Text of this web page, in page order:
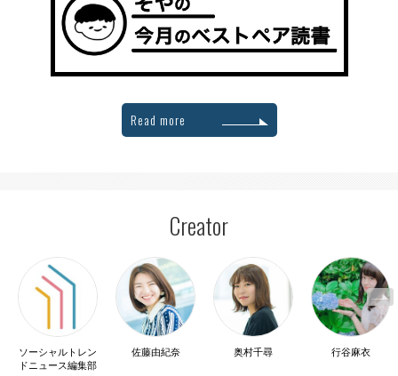
Read more
Creator
ソーシャルトレン
ドニュース編集部
佐藤由紀奈 奥村千尋 行谷麻衣